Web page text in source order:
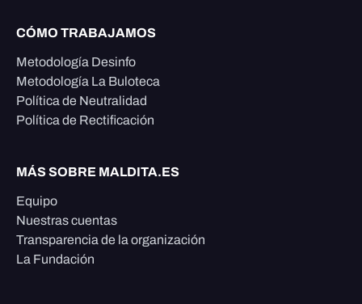
CÓMO TRABAJAMOS
Metodología Desinfo
Metodología La Buloteca
Política de Neutralidad
Política de Rectificación
MÁS SOBRE MALDITA.ES
Equipo
Nuestras cuentas
Transparencia de la organización
La Fundación